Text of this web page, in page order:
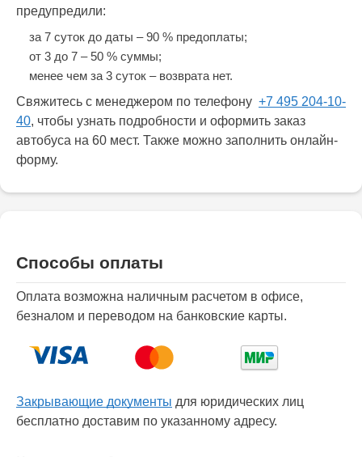
предупредили:
за 7 суток до даты – 90 % предоплаты;
от 3 до 7 – 50 % суммы;
менее чем за 3 суток – возврата нет.
Свяжитесь с менеджером по телефону +7 495 204-10-
40, чтобы узнать подробности и оформить заказ
автобуса на 60 мест. Также можно заполнить онлайн-
форму.
Способы оплаты
Оплата возможна наличным расчетом в офисе,
безналом и переводом на банковские карты.
Закрывающие документы для юридических лиц
бесплатно доставим по указанному адресу.